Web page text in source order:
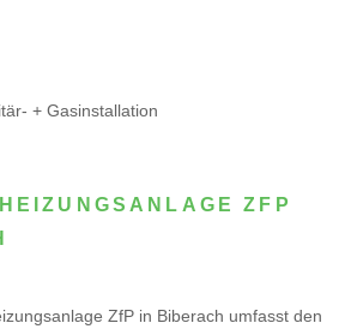
+ Gasinstallation
ZFP
ZfP in Biberach umfasst den